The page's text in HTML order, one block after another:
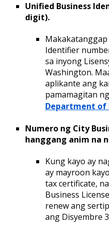
Unified Business
digit).
Identifier
sa inyong
Washington.
aplikante ang
pamamagitan ng
Department of
Numero ng City
hanggang anim na
Kung kayo ay
ay mayroon
tax certificate,
Business
renew ang
ang Disyembre